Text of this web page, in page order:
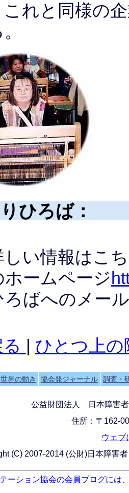
れと同様の
ひろば：
しい情報はこ
ホームページ
ろばへのメール
| ひとつ上の
世界の動き 協会発ジャーナル 調査・
公益財団法人 日本障害
住所：〒162-
ウェブ
(C) 2007-2014 (公財)日本障害
ーション協会の会員ブログには